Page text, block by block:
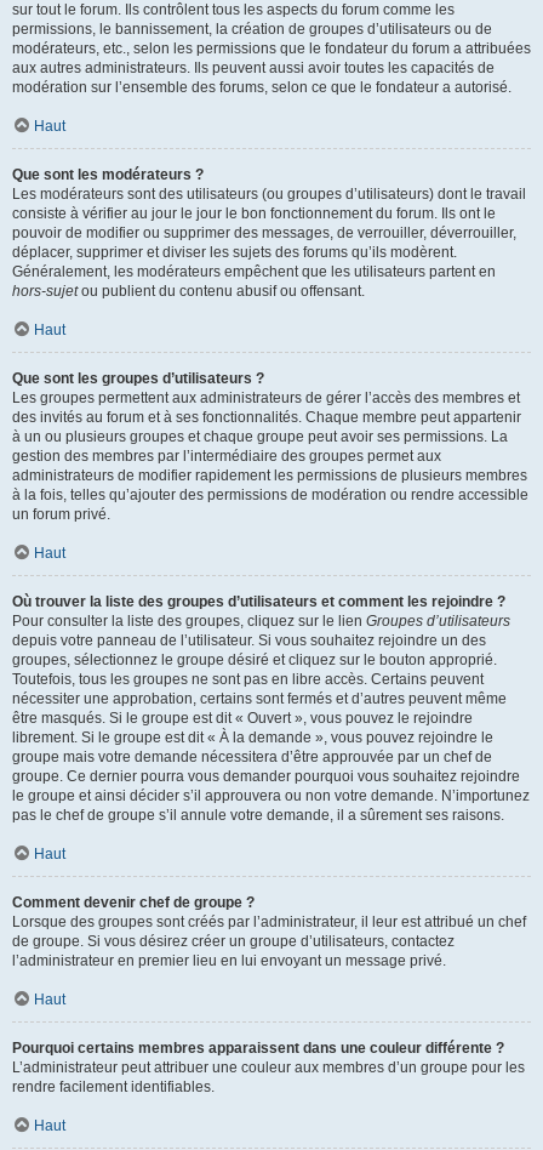
sur tout le forum. Ils contrôlent tous les aspects du forum comme les
permissions, le bannissement, la création de groupes d’utilisateurs ou de
modérateurs, etc., selon les permissions que le fondateur du forum a attribuées
aux autres administrateurs. Ils peuvent aussi avoir toutes les capacités de
modération sur l’ensemble des forums, selon ce que le fondateur a autorisé.
Haut
Que sont les modérateurs ?
Les modérateurs sont des utilisateurs (ou groupes d’utilisateurs) dont le travail
consiste à vérifier au jour le jour le bon fonctionnement du forum. Ils ont le
pouvoir de modifier ou supprimer des messages, de verrouiller, déverrouiller,
déplacer, supprimer et diviser les sujets des forums qu’ils modèrent.
Généralement, les modérateurs empêchent que les utilisateurs partent en
hors-sujetou publient du contenu abusif ou offensant.
Haut
Que sont les groupes d’utilisateurs ?
Les groupes permettent aux administrateurs de gérer l’accès des membres et
des invités au forum et à ses fonctionnalités. Chaque membre peut appartenir
à un ou plusieurs groupes et chaque groupe peut avoir ses permissions. La
gestion des membres par l’intermédiaire des groupes permet aux
administrateurs de modifier rapidement les permissions de plusieurs membres
à la fois, telles qu’ajouter des permissions de modération ou rendre accessible
un forum privé.
Haut
Où trouver la liste des groupes d’utilisateurs et comment les rejoindre ?
Pour consulter la liste des groupes, cliquez sur le lien Groupes d’utilisateurs
depuis votre panneau de l’utilisateur. Si vous souhaitez rejoindre un des
groupes, sélectionnez le groupe désiré et cliquez sur le bouton approprié.
Toutefois, tous les groupes ne sont pas en libre accès. Certains peuvent
nécessiter une approbation, certains sont fermés et d’autres peuvent même
être masqués. Si le groupe est dit « Ouvert », vous pouvez le rejoindre
librement. Si le groupe est dit « À la demande », vous pouvez rejoindre le
groupe mais votre demande nécessitera d’être approuvée par un chef de
groupe. Ce dernier pourra vous demander pourquoi vous souhaitez rejoindre
le groupe et ainsi décider s’il approuvera ou non votre demande. N’importunez
pas le chef de groupe s’il annule votre demande, il a sûrement ses raisons.
Haut
Comment devenir chef de groupe ?
Lorsque des groupes sont créés par l’administrateur, il leur est attribué un chef
de groupe. Si vous désirez créer un groupe d’utilisateurs, contactez
l’administrateur en premier lieu en lui envoyant un message privé.
Haut
Pourquoi certains membres apparaissent dans une couleur différente ?
L’administrateur peut attribuer une couleur aux membres d’un groupe pour les
rendre facilement identifiables.
Haut